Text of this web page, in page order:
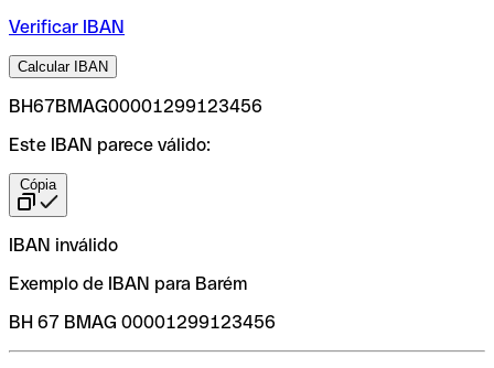
Verificar IBAN
Calcular IBAN
BH67BMAG00001299123456
Este IBAN parece válido:
Cópia
IBAN inválido
Exemplo de IBAN para Barém
BH 67 BMAG 00001299123456